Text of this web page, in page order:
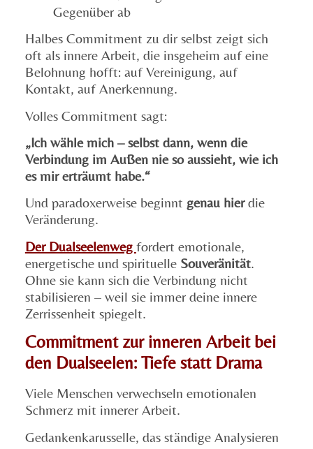
Gegenüber ab
Halbes Commitment zu dir selbst zeigt sich
oft als innere Arbeit, die insgeheim auf eine
Belohnung hofft: auf Vereinigung, auf
Kontakt, auf Anerkennung.
Volles Commitment sagt:
„Ich wähle mich – selbst dann, wenn die
Verbindung im Außen nie so aussieht, wie ich
es mir erträumt habe.“
Und paradoxerweise beginnt genau hierdie
Veränderung.
Der Dualseelenweg fordert emotionale,
energetische und spirituelle Souveränität.
Ohne sie kann sich die Verbindung nicht
stabilisieren – weil sie immer deine innere
Zerrissenheit spiegelt.
Commitment zur inneren Arbeit bei
den Dualseelen: Tiefe statt Drama
Viele Menschen verwechseln emotionalen
Schmerz mit innerer Arbeit.
Gedankenkarusselle, das ständige Analysieren